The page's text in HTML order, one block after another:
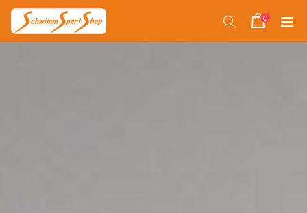
Suche0
Direkt
zum
Inhalt